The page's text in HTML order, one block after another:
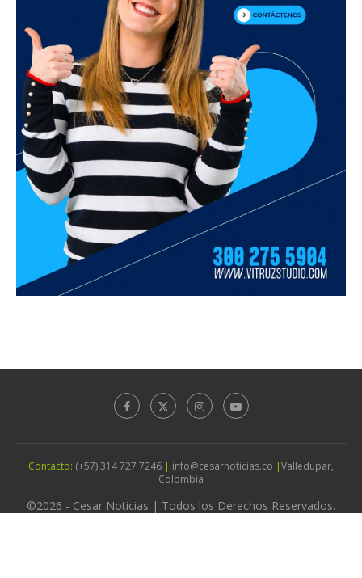
Contacto: (+57) 314 727 7246 | info@cesarnoticias.co |Valledupar,
Colombia
©2026 - Cesar Noticias | Todos los Derechos Reservados.